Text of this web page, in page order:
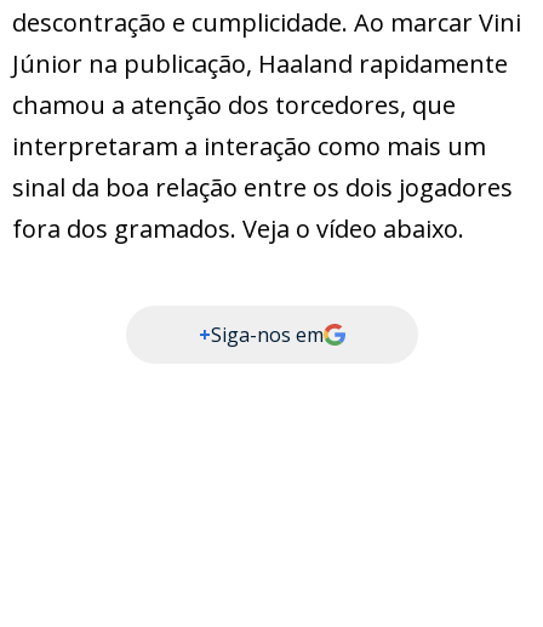
descontração e cumplicidade. Ao marcar Vini
Júnior na publicação, Haaland rapidamente
chamou a atenção dos torcedores, que
interpretaram a interação como mais um
sinal da boa relação entre os dois jogadores
fora dos gramados. Veja o vídeo abaixo.
+Siga-nos em